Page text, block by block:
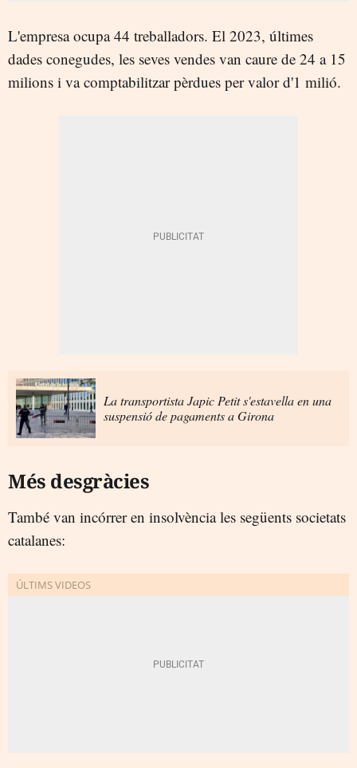
L'empresa ocupa 44 treballadors. El 2023, últimes
dades conegudes, les seves vendes van caure de 24 a 15
milions i va comptabilitzar pèrdues per valor d'1 milió.
La transportista Japic Petit s'estavella en una
suspensió de pagaments a Girona
Més desgràcies
També van incórrer en insolvència les següents societats
catalanes: